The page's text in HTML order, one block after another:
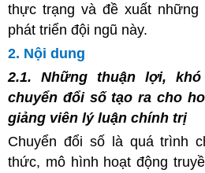
thực trạng và đề xuất những
phát triển đội ngũ này.
2. Nội dung
2.1. Những thuận lợi,
chuyển đổi số tạo ra cho
giảng viên lý luận chính trị
Chuyển đổi số là quá trình
thức, mô hình hoạt động